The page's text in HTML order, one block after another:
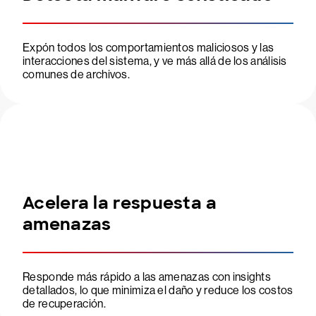
Expón todos los comportamientos maliciosos y las
interacciones del sistema, y ve más allá de los análisis
comunes de archivos.
Acelera la respuesta a
amenazas
Responde más rápido a las amenazas con insights
detallados, lo que minimiza el daño y reduce los costos
de recuperación.